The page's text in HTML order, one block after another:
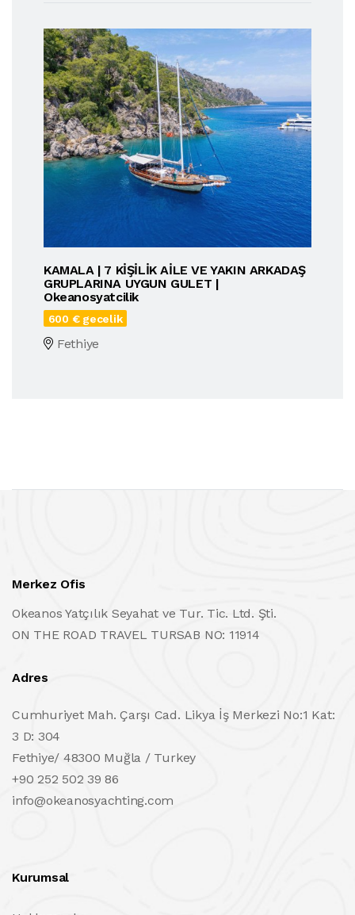
KAMALA | 7 KİŞİLİK AİLE VE YAKIN ARKADAŞ
GRUPLARINA UYGUN GULET |
Okeanosyatcilik
600 € gecelik
Fethiye
Merkez Ofis
Okeanos Yatçılık Seyahat ve Tur. Tic. Ltd. Şti.
ON THE ROAD TRAVEL TURSAB NO: 11914
Adres
Cumhuriyet Mah. Çarşı Cad. Likya İş Merkezi No:1 Kat:
3 D: 304
Fethiye/ 48300 Muğla / Turkey
+90 252 502 39 86
info@okeanosyachting.com
Kurumsal